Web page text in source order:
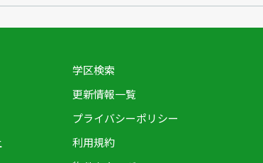
学区検索
更新情報一覧
プライバシーポリシー
利用規約